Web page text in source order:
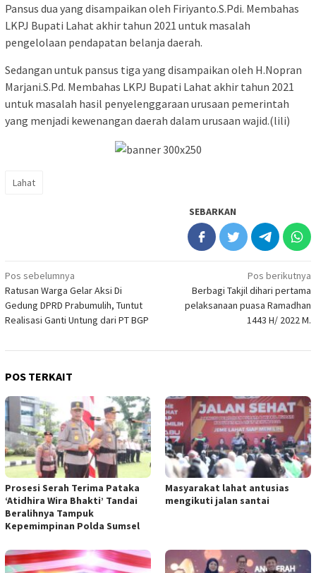
Pansus dua yang disampaikan oleh Firiyanto.S.Pdi. Membahas
LKPJ Bupati Lahat akhir tahun 2021 untuk masalah
pengelolaan pendapatan belanja daerah.
Sedangan untuk pansus tiga yang disampaikan oleh H.Nopran
Marjani.S.Pd. Membahas LKPJ Bupati Lahat akhir tahun 2021
untuk masalah hasil penyelenggaraan urusaan pemerintah
yang menjadi kewenangan daerah dalam urusaan wajid.(lili)
Lahat
SEBARKAN
Navigasi
pos
Pos sebelumnya
Ratusan Warga Gelar Aksi Di
Gedung DPRD Prabumulih, Tuntut
Realisasi Ganti Untung dari PT BGP
Pos berikutnya
Berbagi Takjil dihari pertama
pelaksanaan puasa Ramadhan
1443 H/ 2022 M.
POS TERKAIT
Prosesi Serah Terima Pataka
‘Atidhira Wira Bhakti’ Tandai
Beralihnya Tampuk
Kepemimpinan Polda Sumsel
Masyarakat lahat antusias
mengikuti jalan santai